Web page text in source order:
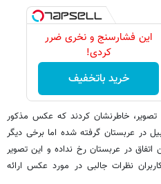
این فشارسنج و نخری ضرر
کردی!
خرید باتخفیف
تصویر، خاطرنشان کردند که عکس مذکور
در عربستان گرفته شده اما برخی دیگر
اتفاق در عربستان رخ نداده و این تصویر
نظرات جالبی در مورد عکس ارائه